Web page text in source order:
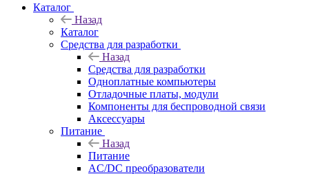
Каталог
Назад
Каталог
Средства для разработки
Назад
Средства для разработки
Одноплатные компьютеры
Отладочные платы, модули
Компоненты для беспроводной связи
Аксессуары
Питание
Назад
Питание
AC/DC преобразователи